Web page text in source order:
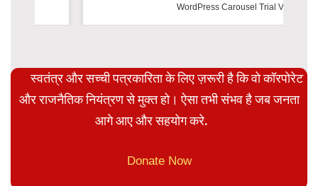
WordPress Carousel Trial Version
स्वतंत्र और सच्ची पत्रकारिता के लिए ज़रूरी है कि वो कॉरपोरेट
और राजनैतिक नियंत्रण से मुक्त हो। ऐसा तभी संभव है जब जनता
आगे आए और सहयोग करे.
Donate Now